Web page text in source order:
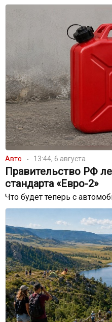
Авто 13:44, 6 августа
Правительство РФ
стандарта «Евро-2»
Что будет теперь с